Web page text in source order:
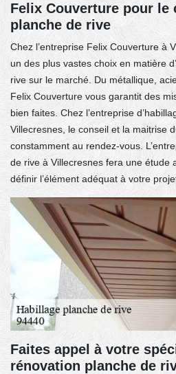
Felix Couverture pour le
planche de rive
Chez l’entreprise Felix Couverture à
un des plus vastes choix en matière
rive sur le marché. Du métallique,
Felix Couverture vous garantit des
bien faites. Chez l’entreprise
Villecresnes, le conseil et la maitrise
constamment au rendez-vous.
de rive à Villecresnes fera une étude
définir l’élément adéquat à votre
Faites appel à votre
rénovation planche de